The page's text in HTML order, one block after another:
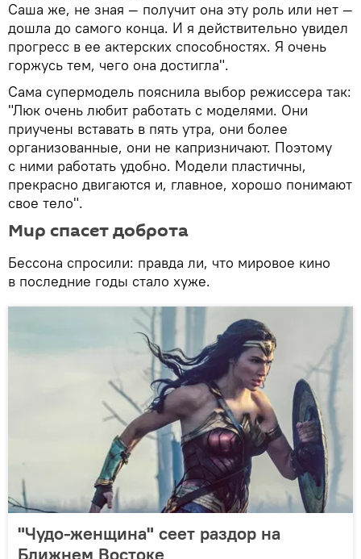
Саша же, не зная — получит она эту роль или нет —
дошла до самого конца. И я действительно увидел
прогресс в ее актерских способностях. Я очень
горжусь тем, чего она достигла".
Сама супермодель пояснила выбор режиссера так:
"Люк очень любит работать с моделями. Они
приучены вставать в пять утра, они более
организованные, они не капризничают. Поэтому
с ними работать удобно. Модели пластичны,
прекрасно двигаются и, главное, хорошо понимают
свое тело".
Мир спасет доброта
Бессона спросили: правда ли, что мировое кино
в последние годы стало хуже.
"Чудо-женщина" сеет раздор на
Ближнем Востоке